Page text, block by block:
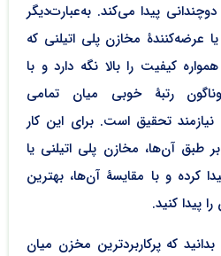
پیدا می‌کند. به‌عبارت‌دیگر
یا عرضه‌کنندۀ مخازن پلی اتیلنی که
کیفیت را بالا نگه دارد و با
رتبۀ خوبی میان تمامی
نیازمند تحقیق است. برای این کار
بر طبق آن‌ها، مخازن پلی اتیلنی یا
کرده و با مقایسۀ آن‌ها، بهترین
پیدا کنید.
که پرکاربردترین مخزن میان